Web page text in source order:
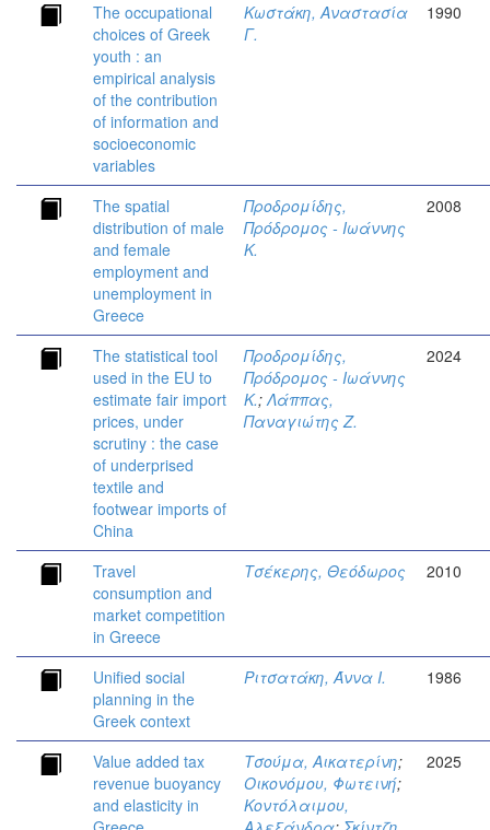
The occupational
choices of Greek
youth : an
empirical analysis
of the contribution
of information and
socioeconomic
variables
Κωστάκη, Αναστασία
Γ.
1990
The spatial
distribution of male
and female
employment and
unemployment in
Greece
Προδρομίδης,
Πρόδρομος - Ιωάννης
Κ.
2008
The statistical tool
used in the EU to
estimate fair import
prices, under
scrutiny : the case
of underprised
textile and
footwear imports of
China
Προδρομίδης,
Πρόδρομος - Ιωάννης
Κ.;Λάππας,
Παναγιώτης Ζ.
2024
Travel
consumption and
market competition
in Greece
Τσέκερης, Θεόδωρος 2010
Unified social
planning in the
Greek context
Ριτσατάκη, Άννα Ι. 1986
Value added tax
revenue buoyancy
and elasticity in
Τσούμα, Αικατερίνη;
Οικονόμου, Φωτεινή;
Κοντόλαιμου,
2025